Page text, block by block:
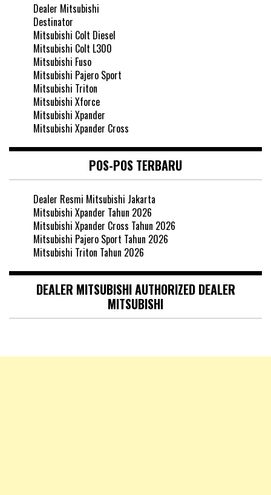
Dealer Mitsubishi
Destinator
Mitsubishi Colt Diesel
Mitsubishi Colt L300
Mitsubishi Fuso
Mitsubishi Pajero Sport
Mitsubishi Triton
Mitsubishi Xforce
Mitsubishi Xpander
Mitsubishi Xpander Cross
POS-POS TERBARU
Dealer Resmi Mitsubishi Jakarta
Mitsubishi Xpander Tahun 2026
Mitsubishi Xpander Cross Tahun 2026
Mitsubishi Pajero Sport Tahun 2026
Mitsubishi Triton Tahun 2026
DEALER MITSUBISHI AUTHORIZED DEALER
MITSUBISHI